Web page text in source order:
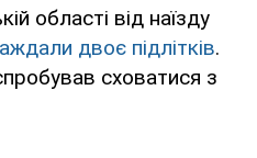
області від наїзду
двоє підлітків.
сховатися з